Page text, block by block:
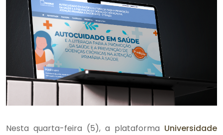
Nesta quarta-feira (5), a plataforma Universidade